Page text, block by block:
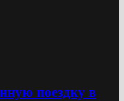
поездку в